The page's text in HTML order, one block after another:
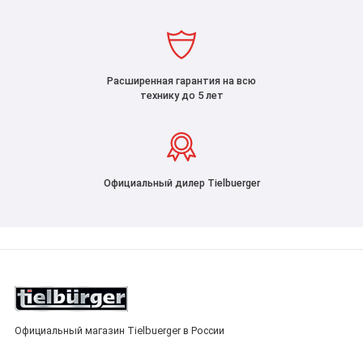
Расширенная гарантия на всю
технику до 5 лет
Официальный дилер Tielbuerger
Официальный магазин Tielbuerger в России